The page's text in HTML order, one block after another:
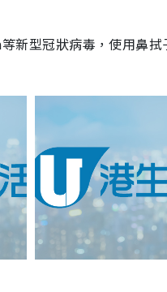
新型冠狀病毒，使用鼻拭